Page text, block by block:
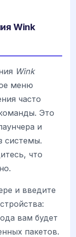
Wink
Wink
меню
часто
Это
и
системы.
что
и введите
вам будет
пакетов.